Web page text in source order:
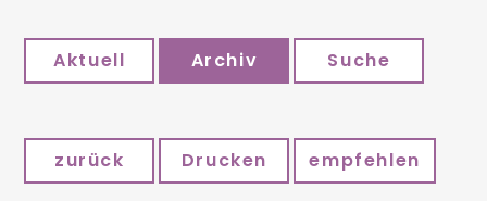
Aktuell Archiv Suche
zurück Drucken empfehlen